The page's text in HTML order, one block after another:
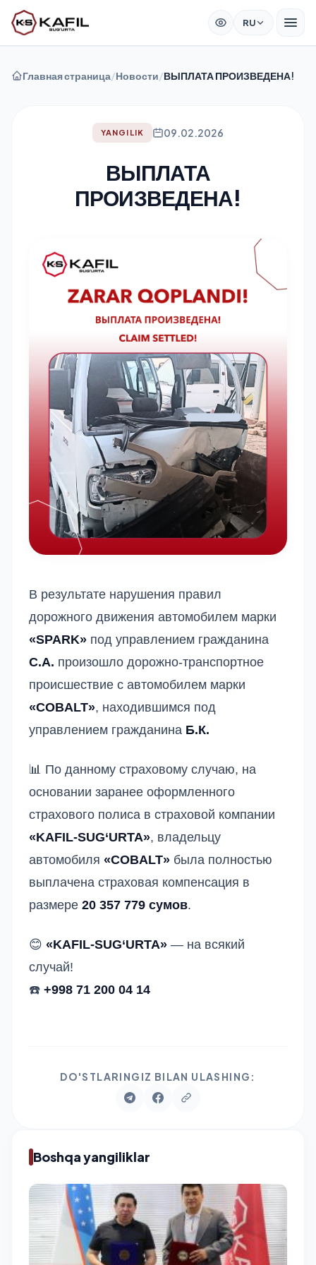
RU
Главная страница/Новости/ВЫПЛАТА ПРОИЗВЕДЕНА!
YANGILIK 09.02.2026
ВЫПЛАТА
ПРОИЗВЕДЕНА!
В результате нарушения правил
дорожного движения автомобилем марки
«SPARK» под управлением гражданина
С.А. произошло дорожно-транспортное
происшествие с автомобилем марки
«COBALT», находившимся под
управлением гражданина Б.К.
📊 По данному страховому случаю, на
основании заранее оформленного
страхового полиса в страховой компании
«KAFIL-SUG‘URTA», владельцу
автомобиля «COBALT» была полностью
выплачена страховая компенсация в
размере 20 357 779 сумов.
😊 «KAFIL-SUG‘URTA» — на всякий
случай!
☎️ +998 71 200 04 14
DO'STLARINGIZ BILAN ULASHING:
Boshqa yangiliklar